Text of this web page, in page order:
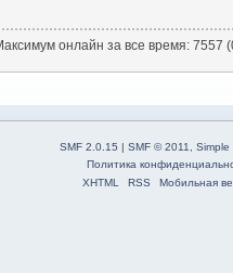
онлайн за все время: 7557
SMF 2.0.15 | SMF © 2011
Simple
Политика
XHTML
RSS Мобильная